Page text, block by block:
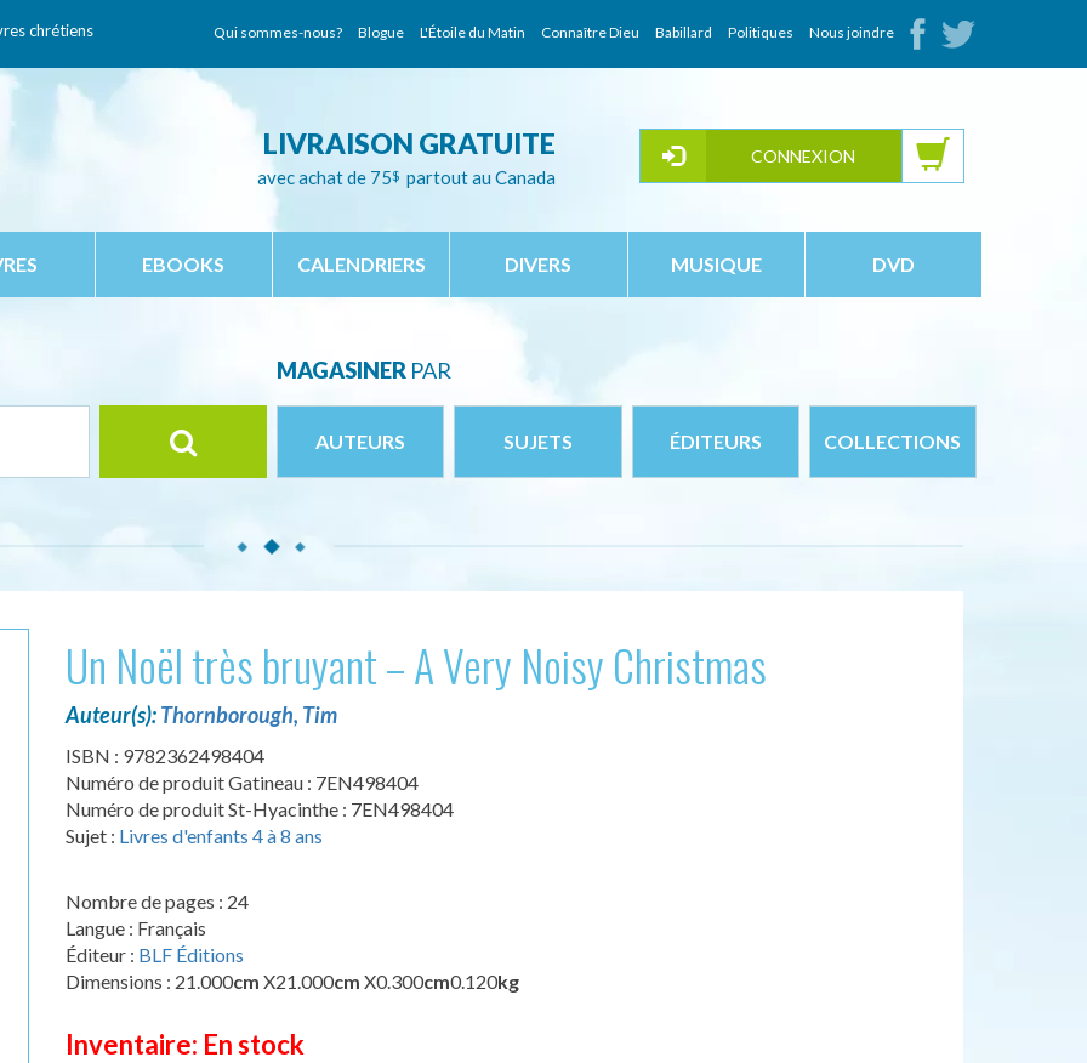
chrétiens Qui sommes-nous? Blogue L'Étoile du Matin Connaître Dieu Babillard Politiques Nous joindre
LIVRAISON GRATUITE
avec achat de 75$
partout au Canada
CONNEXION
EBOOKS CALENDRIERS DIVERS MUSIQUE DVD
MAGASINER PAR
AUTEURS SUJETS ÉDITEURS COLLECTIONS
Un Noël très bruyant – A Very Noisy Christmas
Auteur(s):Thornborough, Tim
ISBN : 9782362498404
Numéro de produit Gatineau : 7EN498404
Numéro de produit St-Hyacinthe : 7EN498404
Sujet : Livres d'enfants 4 à 8 ans
Nombre de pages : 24
Langue : Français
Éditeur : BLF Éditions
Dimensions : 21.000cm X21.000cm X0.300cm0.120kg
Inventaire: En stock